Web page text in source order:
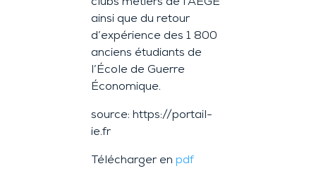
ainsi que du retour
d’expérience des 1 800
anciens étudiants de
l’École de Guerre
Économique.
source: https://portail-
ie.fr
Télécharger en pdf